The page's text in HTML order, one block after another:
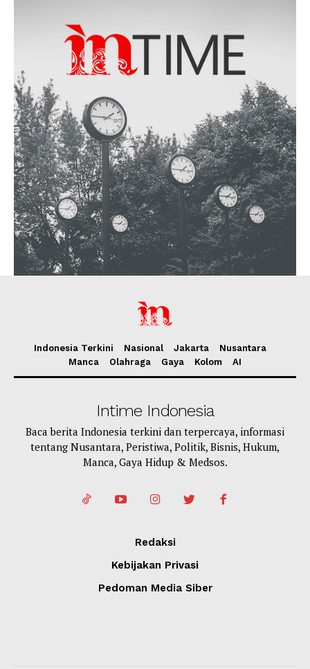
Indonesia Terkini Nasional Jakarta
Nusantara
Manca
Olahraga Gaya Kolom AI
Intime Indonesia
Baca berita Indonesia terkini dan terpercaya, informasi
tentang Nusantara, Peristiwa, Politik, Bisnis, Hukum,
Manca, Gaya Hidup & Medsos.
Redaksi
Kebijakan Privasi
Pedoman Media Siber